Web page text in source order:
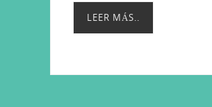
LEER MÁS..